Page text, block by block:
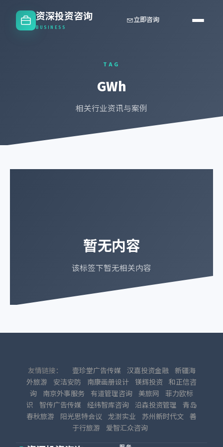
资深投资咨询
BUSINESS
立即咨询
TAG
GWh
相关行业资讯与案例
暂无内容
该标签下暂无相关内容
友情链接： 壹珍堂广告传媒 汉嘉投资金融
新疆海
外旅游
安洁安防 南康画册设计 镁辉投资 和正信咨
询
南京外事服务 有道管理咨询 美旅网
菲力欧标
识
智传广告传媒 经纬智库咨询 沿森投资管理
青岛
春秋旅游
阳光思特会议 龙澍实业 苏州新时代文 善
于行旅游
爱智汇众咨询